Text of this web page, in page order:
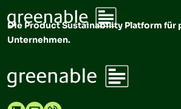
Die Product Sustainability Platform für
Unternehmen.